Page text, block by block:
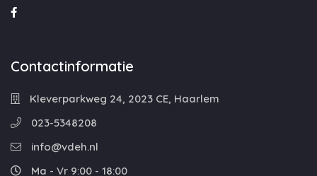
Contactinformatie
Kleverparkweg 24, 2023 CE, Haarlem
023-5348208
info@vdeh.nl
Ma - Vr 9:00 - 18:00